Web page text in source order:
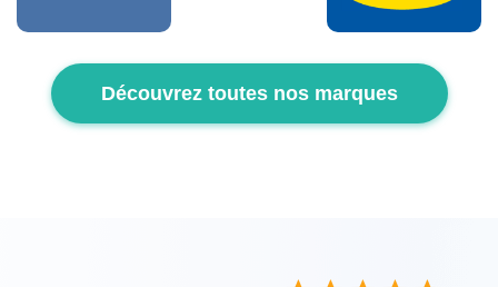
Découvrez toutes nos marques